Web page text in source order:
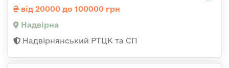
від 20000 до 100000 грн
Надвірна
Надвірнянський РТЦК та СП